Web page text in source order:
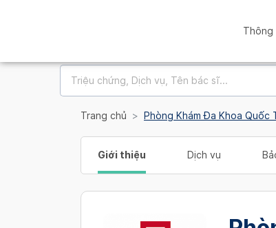
Thông
Trang chủ Phòng Khám Đa Khoa Quốc
Giới thiệu Dịch vụ